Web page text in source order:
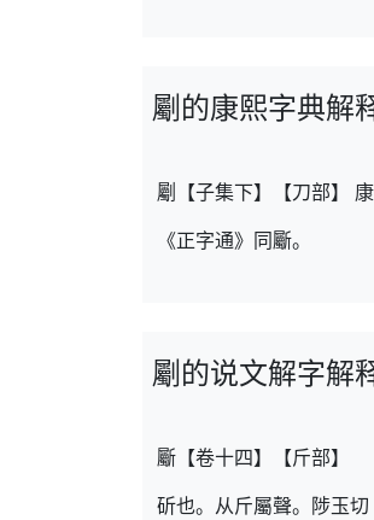
劚的康熙字典解
劚【子集下】【刀部】
《正字通》同斸。
劚的说文解字解
斸【卷十四】【斤部】
斫也。从斤屬聲。陟玉切